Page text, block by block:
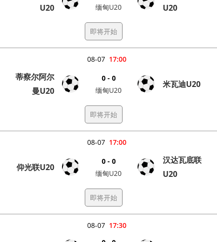
U20
缅甸U20
U20
即将开始
17:00
08-07
蒂察尔阿尔
曼U20
0 - 0
缅甸U20
米瓦迪U20
即将开始
17:00
08-07
仰光联U20
0 - 0
缅甸U20
汉达瓦底联
U20
即将开始
17:30
08-07